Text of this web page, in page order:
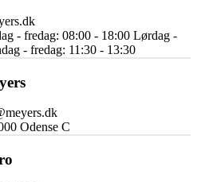
- fredag: 08:00 - 18:00 Lørdag -
- fredag: 11:30 - 13:30
Odense C